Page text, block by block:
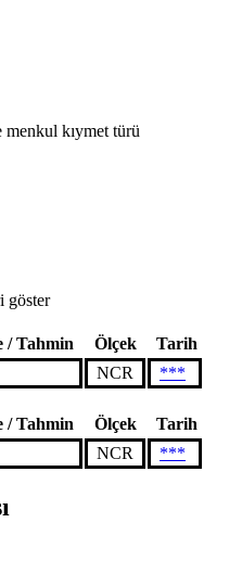
menkul kıymet türü
göster
/ Tahmin Ölçek
Tarih
NCR
***
/ Tahmin Ölçek
Tarih
NCR ***